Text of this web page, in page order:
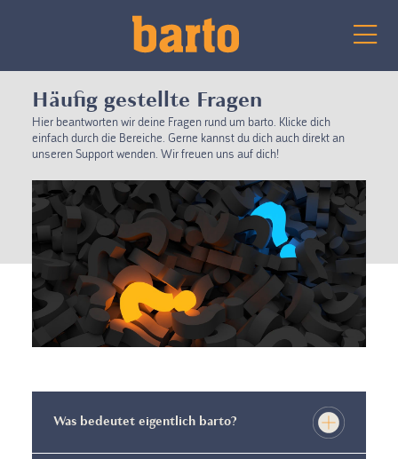
Häufig gestellte Fragen
Hier beantworten wir deine Fragen rund um barto. Klicke dich
einfach durch die Bereiche. Gerne kannst du dich auch direkt an
unseren Support wenden. Wir freuen uns auf dich!
Was bedeutet eigentlich barto?